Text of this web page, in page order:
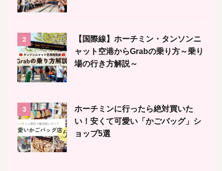
2
【国際線】ホーチミン・タンソンニ
ャット空港からGrabの乗り方～乗り
場の行き方解説～
3
ホーチミンに行ったら絶対買いた
い！安くて可愛い「かごバッグ」シ
ョップ5選